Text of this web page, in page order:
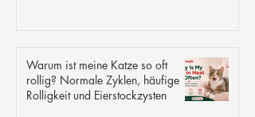
Warum ist meine Katze so oft
rollig? Normale Zyklen, häufige
Rolligkeit und Eierstockzysten